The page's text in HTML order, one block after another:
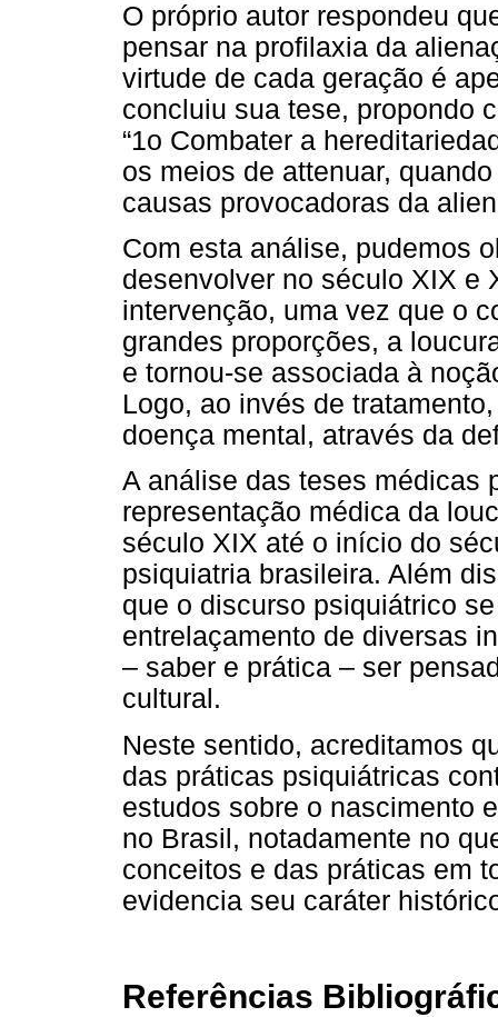
O próprio autor respondeu
pensar na profilaxia da
virtude de cada geração é
concluiu sua tese, propondo
“1o Combater a
os meios de attenuar,
causas provocadoras da
Com esta análise, pudemos
desenvolver no século XIX e
intervenção, uma vez que o
grandes proporções, a
e tornou-se associada à
Logo, ao invés de
doença mental, através da
A análise das teses médicas
representação médica da
século XIX até o início do
psiquiatria brasileira. Além
que o discurso psiquiátrico
entrelaçamento de diversas
– saber e prática – ser
cultural.
Neste sentido, acreditamos
das práticas psiquiátricas
estudos sobre o nascimento
no Brasil, notadamente no
conceitos e das práticas em
evidencia seu caráter
Referências